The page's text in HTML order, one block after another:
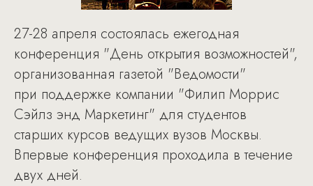
27-28 апреля состоялась ежегодная
конференция "День открытия возможностей",
организованная газетой "Ведомости"
при поддержке компании "Филип Моррис
Сэйлз энд Маркетинг" для студентов
старших курсов ведущих вузов Москвы.
Впервые конференция проходила в течение
двух дней.